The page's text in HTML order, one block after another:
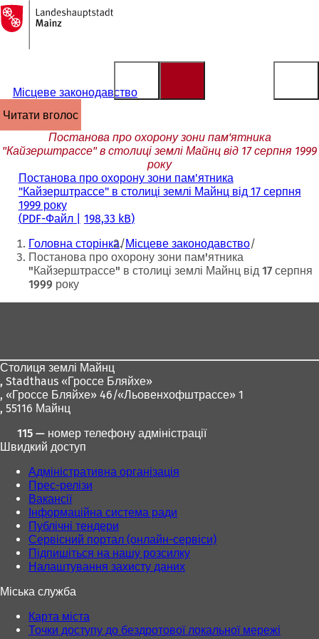
Перейти до змісту
На
головну
сторінку
Місцеве законодавство
читати вголос
Постанова про охорону зони пам'ятника
"Кайзерштрассе" в столиці землі Майнц від 17 серпня 1999
року
Постанова про охорону зони пам'ятника
"Кайзерштрассе" в столиці землі Майнц від 17 серпня
1999 року
PDF-Файл 198,33 kB
Ти
тут:
Головна сторінка Місцеве законодавство
Постанова про охорону зони пам'ятника
"Кайзерштрассе" в столиці землі Майнц від 17 серпня
1999 року
Столиця землі Майнц
, Stadthaus «Гроссе Бляйхе»
, «Гроссе Бляйхе» 46/«Льовенхофштрассе» 1
, 55116 Майнц
115 — номер телефону адміністрації
Швидкий доступ
Адміністративна організація
Прес-релізи
Вакансії
Інформаційна система ради
Публічні тендери
Сервісний портал (онлайн-сервіси)
Підпишіться на нашу розсилку
Налаштування захисту даних
Міська служба
Карта міста
Точки доступу до бездротової локальної мережі